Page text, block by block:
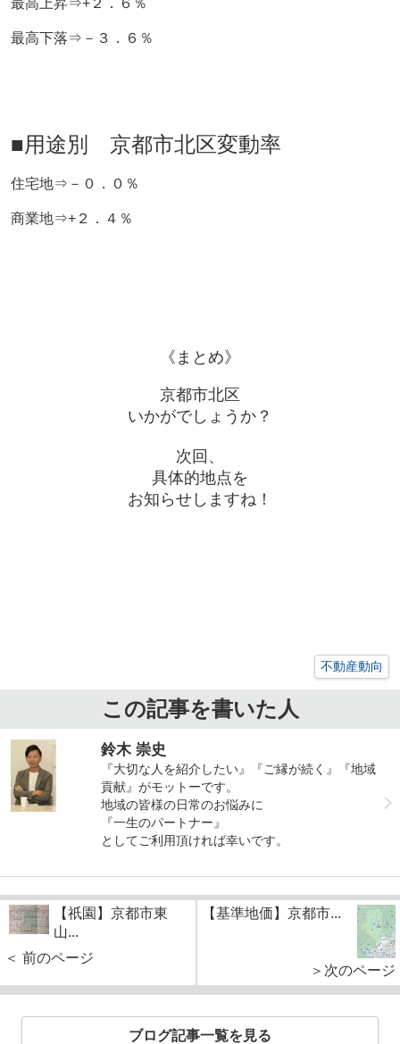
最高上昇⇒+２．６％
最高下落⇒－３．６％
■用途別 京都市北区変動率
住宅地⇒－０．０％
商業地⇒+２．４％
《まとめ》
京都市北区
いかがでしょうか？
次回、
具体的地点を
お知らせしますね！
不動産動向
この記事を書いた人
鈴木 崇史
『大切な人を紹介したい』『ご縁が続く』『地域
貢献』がモットーです。
地域の皆様の日常のお悩みに
『一生のパートナー』
としてご利用頂ければ幸いです。
【祇園】京都市東
山...
＜ 前のページ
【基準地価】京都市...
＞次のページ
ブログ記事一覧を見る